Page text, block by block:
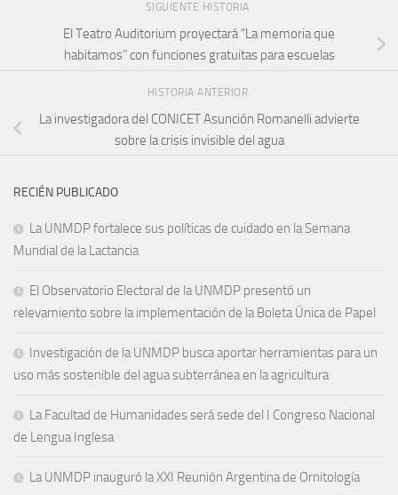
SIGUIENTE HISTORIA
El Teatro Auditorium proyectará “La memoria que
habitamos” con funciones gratuitas para escuelas
HISTORIA ANTERIOR
La investigadora del CONICET Asunción Romanelli advierte
sobre la crisis invisible del agua
RECIÉN PUBLICADO
La UNMDP fortalece sus políticas de cuidado en la Semana
Mundial de la Lactancia
El Observatorio Electoral de la UNMDP presentó un
relevamiento sobre la implementación de la Boleta Única de Papel
Investigación de la UNMDP busca aportar herramientas para un
uso más sostenible del agua subterránea en la agricultura
La Facultad de Humanidades será sede del I Congreso Nacional
de Lengua Inglesa
La UNMDP inauguró la XXI Reunión Argentina de Ornitología